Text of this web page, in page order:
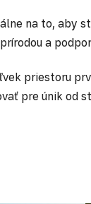
na to, aby
a
priestoru
pre únik od